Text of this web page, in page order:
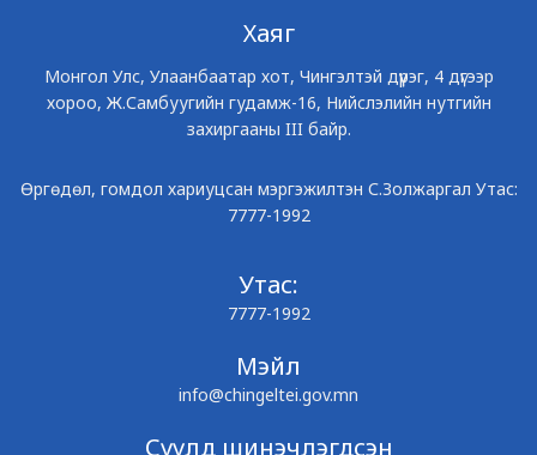
Хаяг
Монгол Улс, Улаанбаатар хот, Чингэлтэй дүүрэг, 4 дүгээр
хороо, Ж.Самбуугийн гудамж-16, Нийслэлийн нутгийн
захиргааны III байр.
Өргөдөл, гомдол хариуцсан мэргэжилтэн С.Золжаргал Утас:
7777-1992
Утас:
7777-1992
Мэйл
info@chingeltei.gov.mn
Сүүлд шинэчлэгдсэн